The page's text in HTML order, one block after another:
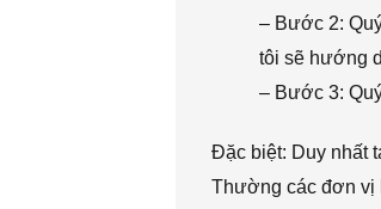
– Bước 2:
tôi sẽ hướng
– Bước 3:
Đặc biệt: Duy nhất
Thường các đơn vị